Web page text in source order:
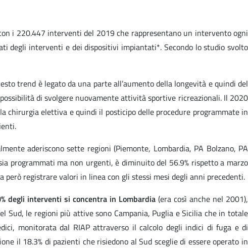
i 220.447 interventi del 2019 che rappresentano un intervento ogni
degli interventi e dei dispositivi impiantati*. Secondo lo studio svolto
trend è legato da una parte all’aumento della longevità e quindi del
di svolgere nuovamente attività sportive ricreazionali. Il 2020
chirurgia elettiva e quindi il posticipo delle procedure programmate in
aderiscono sette regioni (Piemonte, Lombardia, PA Bolzano, PA
programmati ma non urgenti, è diminuito del 56.9% rispetto a marzo
però registrare valori in linea con gli stessi mesi degli anni precedenti.
degli interventi si concentra in Lombardia(era così anche nel 2001),
Sud, le regioni più attive sono Campania, Puglia e Sicilia che in totale
monitorata dal RIAP attraverso il calcolo degli indici di fuga e di
il 18.3% di pazienti che risiedono al Sud sceglie di essere operato in